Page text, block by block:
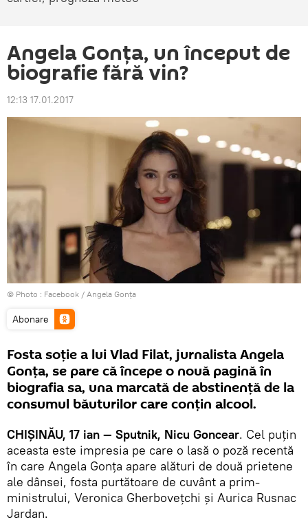
Angela Gonța, un început de
biografie fără vin?
12:13 17.01.2017
© Photo : Facebook / Angela Gonța
Abonare
Fosta soție a lui Vlad Filat, jurnalista Angela
Gonța, se pare că începe o nouă pagină în
biografia sa, una marcată de abstinență de la
consumul băuturilor care conțin alcool.
CHIȘINĂU, 17 ian — Sputnik, Nicu Goncear. Cel puțin
aceasta este impresia pe care o lasă o poză recentă
în care Angela Gonța apare alături de două prietene
ale dânsei, fosta purtătoare de cuvânt a prim-
ministrului, Veronica Gherbovețchi și Aurica Rusnac
Jardan.